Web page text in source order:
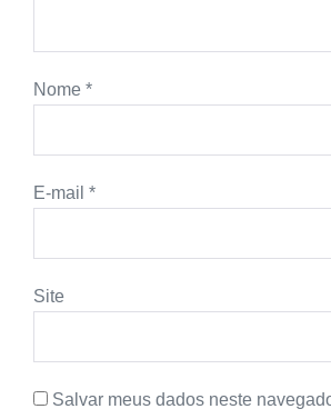
Nome *
E-mail *
Site
Salvar meus dados neste